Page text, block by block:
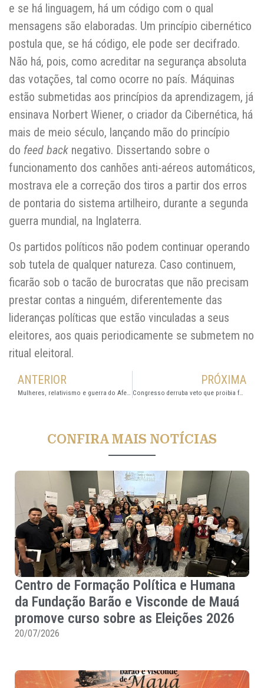
e se há linguagem, há um código com o qual
mensagens são elaboradas. Um princípio cibernético
postula que, se há código, ele pode ser decifrado.
Não há, pois, como acreditar na segurança absoluta
das votações, tal como ocorre no país. Máquinas
estão submetidas aos princípios da aprendizagem, já
ensinava Norbert Wiener, o criador da Cibernética, há
mais de meio século, lançando mão do princípio
do feed back negativo. Dissertando sobre o
funcionamento dos canhões anti-aéreos automáticos,
mostrava ele a correção dos tiros a partir dos erros
de pontaria do sistema artilheiro, durante a segunda
guerra mundial, na Inglaterra.
Os partidos políticos não podem continuar operando
sob tutela de qualquer natureza. Caso continuem,
ficarão sob o tacão de burocratas que não precisam
prestar contas a ninguém, diferentemente das
lideranças políticas que estão vinculadas a seus
eleitores, aos quais periodicamente se submetem no
ritual eleitoral.
ANTERIOR
PRÓXIMA
Congresso derruba veto que proibia federação de partidos e regra passará a valer
CONFIRA MAIS NOTÍCIAS
Centro de Formação Política e Humana
da Fundação Barão e Visconde de Mauá
promove curso sobre as Eleições 2026
20/07/2026